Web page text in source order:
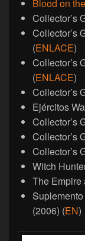
Blood on
Collector’s
Collector’s
(ENLACE)
Collector’s
(ENLACE)
Collector’s
Ejércitos
Collector’s
Collector’s
Collector’s
Witch
The Empire
(2006) (EN)